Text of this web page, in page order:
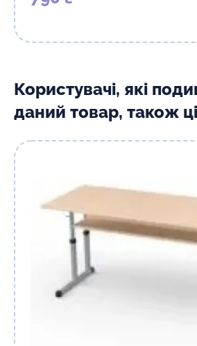
Користувачі, які
даний товар, також